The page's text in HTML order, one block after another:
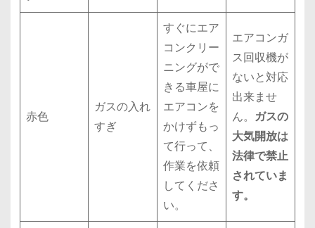
赤色
ガスの入れ
すぎ
すぐにエア
コンクリー
ニングがで
きる車屋に
エアコンを
かけずもっ
て行って、
作業を依頼
してくださ
い。
エアコンガ
ス回収機が
ないと対応
出来ませ
ん。 ガスの
大気開放は
法律で禁止
されていま
す。